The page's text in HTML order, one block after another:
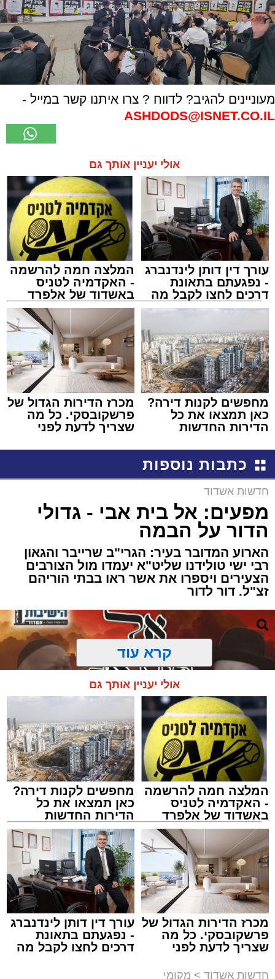
מעוניינים להגיב? לדווח ? צרו איתנו קשר במייל -
ASHDODS@ISNET.CO.IL
אולי יעניין אותך גם
עורך דין דותן לינדנברג
- נפגעתם בתאונת
דרכים לחצו לקבל מה
שמגיע לכם
המלצה חמה להרשמה
- האקדמיה לטניס
באשדוד של אלפרד
קריאולנסקי - לילדים
מחפשים לקנות דירה?
כאן תמצאו את כל
הדירות החדשות
מכרז הדירות הגדול של
פרשקובסקי. כל מה
שצריך לדעת לפני
באשדוד
כתבות נוספות
חדשות אשדוד
מפעים: אל בית אבי - גדולי
הדור על הבמה
הארוע המדובר בעיר: הגרי"ב שרייבר והגאון
רבי ישי טולידנו שליט"א יעמדו מול הצורבים
הצעירים ויספרו את אשר ראו בבתי הוריהם
זצ"ל. דור לדור
מעגלים
מנהל האתר / 20:31 06.08.26
תגים:הגרי"ב שרייבר מעגלים
ארוע שטרם היה כמותו: בשבוע הבא ביום ג'
קרא עוד
אולי יעניין אותך גם
המלצה חמה להרשמה
- האקדמיה לטניס
באשדוד של אלפרד
קריאולנסקי - לילדים
מחפשים לקנות דירה?
כאן תמצאו את כל
הדירות החדשות
למכירה באשדוד >>>
מכרז הדירות הגדול של
פרשקובסקי. כל מה
שצריך לדעת לפני
באשדוד
עורך דין דותן לינדנברג
- נפגעתם בתאונת
דרכים לחצו לקבל מה
חדשות אשדוד > מקומי